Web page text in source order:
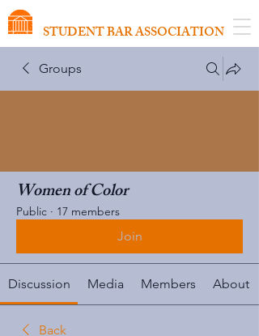
STUDENT BAR ASSOCIATION
Groups
Women of Color
Public · 17 members
Join
Discussion Media Members About
Back